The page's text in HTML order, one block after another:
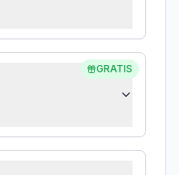
GRATIS